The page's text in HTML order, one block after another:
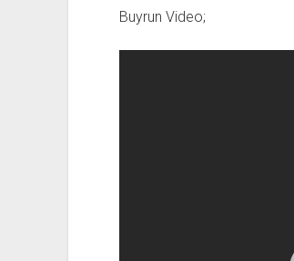
Buyrun Video;